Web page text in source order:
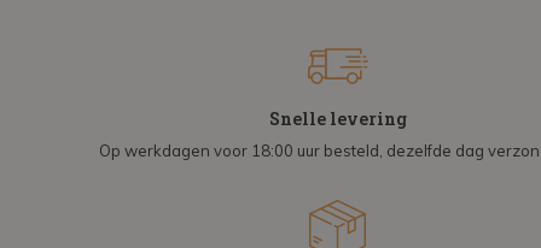
Snelle levering
Op werkdagen voor 18:00 uur besteld, dezelfde dag